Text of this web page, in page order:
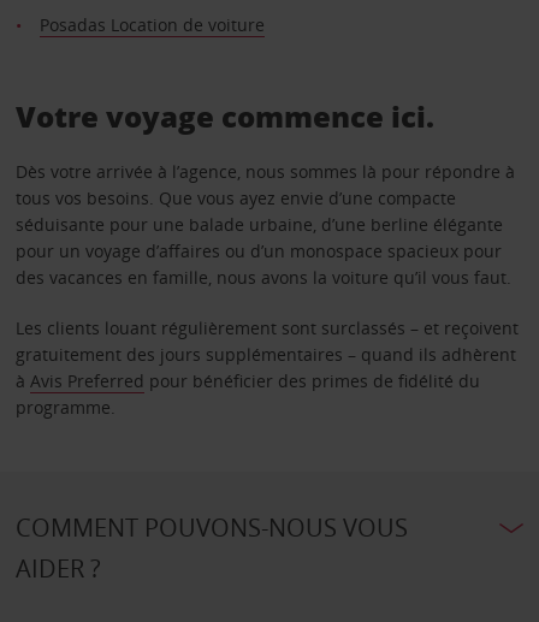
Posadas Location de voiture
Votre voyage commence ici.
Dès votre arrivée à l’agence, nous sommes là pour répondre à
tous vos besoins. Que vous ayez envie d’une compacte
séduisante pour une balade urbaine, d’une berline élégante
pour un voyage d’affaires ou d’un monospace spacieux pour
des vacances en famille, nous avons la voiture qu’il vous faut.
Les clients louant régulièrement sont surclassés – et reçoivent
gratuitement des jours supplémentaires – quand ils adhèrent
à Avis Preferred pour bénéficier des primes de fidélité du
programme.
COMMENT POUVONS-NOUS VOUS
AIDER ?